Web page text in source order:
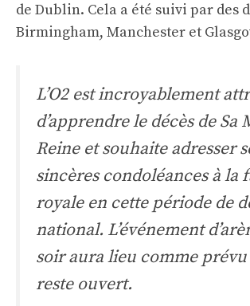
de Dublin. Cela a été suivi par des
Birmingham, Manchester et
L’O2 est incroyablement
d’apprendre le décès de Sa
Reine et souhaite adresser
sincères condoléances à la
royale en cette période de
national. L’événement
soir aura lieu comme prévu
reste ouvert.